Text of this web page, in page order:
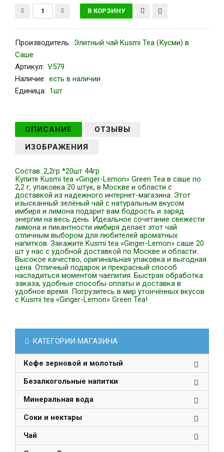
Производитель: Элитный чай Kusmi Tea (Кусми) в
Саше
Артикул: V579
Наличие: есть в наличии
Единица: 1шт
ОПИСАНИЕ
ОТЗЫВЫ
ИЗОБРАЖЕНИЯ
Состав: 2,2гр *20шт 44гр
Купите Kusmi tea «Ginger-Lemon» Green Tea в саше по
2,2 г, упаковка 20 штук, в Москве и области с
доставкой из надежного интернет-магазина. Этот
изысканный зелёный чай с натуральным вкусом
имбиря и лимона подарит вам бодрость и заряд
энергии на весь день. Идеальное сочетание свежести
лимона и пикантности имбиря делает этот чай
отличным выбором для любителей ароматных
напитков. Закажите Kusmi tea «Ginger-Lemon» саше 20
шт у нас с удобной доставкой по Москве и области.
Высокое качество, оригинальная упаковка и выгодная
цена. Отличный подарок и прекрасный способ
насладиться моментом чаепития. Быстрая обработка
заказа, удобные способы оплаты и доставка в
удобное время. Погрузитесь в мир утончённых вкусов
с Kusmi tea «Ginger-Lemon» Green Tea!
КАТЕГОРИИ МАГАЗИНА
Кофе зерновой и молотый
Безалкогольные напитки
Минеральная вода
Соки и нектары
Чай